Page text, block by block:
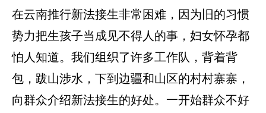
在云南推行新法接生非常困难，因为旧的习惯
势力把生孩子当成见不得人的事，妇女怀孕都
怕人知道。我们组织了许多工作队，背着背
包，跋山涉水，下到边疆和山区的村村寨寨，
向群众介绍新法接生的好处。一开始群众不好